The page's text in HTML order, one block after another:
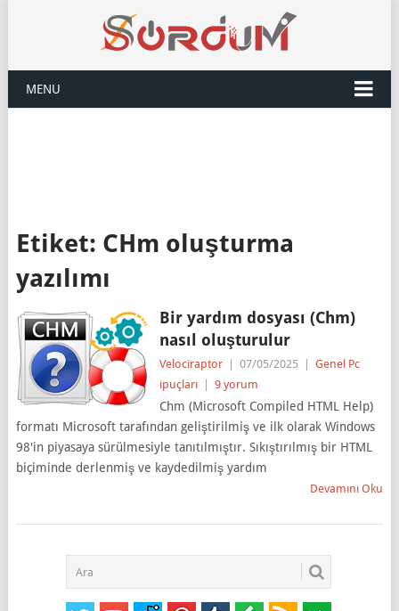
MENU
Etiket: CHm oluşturma
yazılımı
Bir yardım dosyası (Chm)
nasıl oluşturulur
Velociraptor 07/05/2025
Genel Pc
ipuçları
9 yorum
Chm (Microsoft Compiled HTML Help)
formatı Microsoft tarafından geliştirilmiş ve ilk olarak Windows
98'in piyasaya sürülmesiyle tanıtılmıştır. Sıkıştırılmış bir HTML
biçiminde derlenmiş ve kaydedilmiş yardım
Devamını Oku